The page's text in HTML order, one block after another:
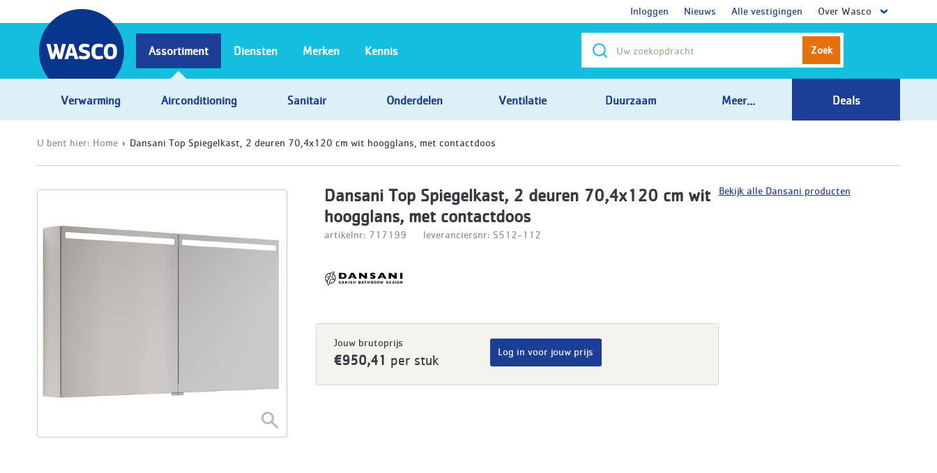
Inloggen Nieuws Alle vestigingen Over Wasco
Zoek
Assortiment
Verwarming Airconditioning Sanitair Onderdelen Ventilatie Duurzaam Meer... Deals
Diensten Merken Kennis
U bent hier: Home Dansani Top Spiegelkast, 2 deuren 70,4x120 cm wit hoogglans, met contactdoos
Dansani Top Spiegelkast, 2 deuren 70,4x120 cm wit
hoogglans, met contactdoos
artikelnr: 717199 leveranciersnr: S512-112
Jouw brutoprijs
€950,41 per stuk
Log in voor jouw prijs
Bekijk alle Dansani producten